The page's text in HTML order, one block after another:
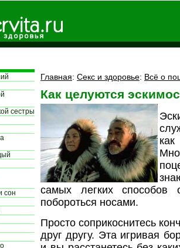
сестры
сон
Главная: Секс и здоровье: Всё о
Как целуются
самых легких способов
побороться носами.
Просто соприкоснитесь
друг другу. Эта игривая